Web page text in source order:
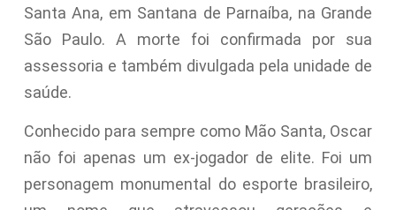
Santa Ana, em Santana de Parnaíba, na Grande
São Paulo. A morte foi confirmada por sua
assessoria e também divulgada pela unidade de
saúde.
Conhecido para sempre como Mão Santa, Oscar
não foi apenas um ex-jogador de elite. Foi um
personagem monumental do esporte brasileiro,